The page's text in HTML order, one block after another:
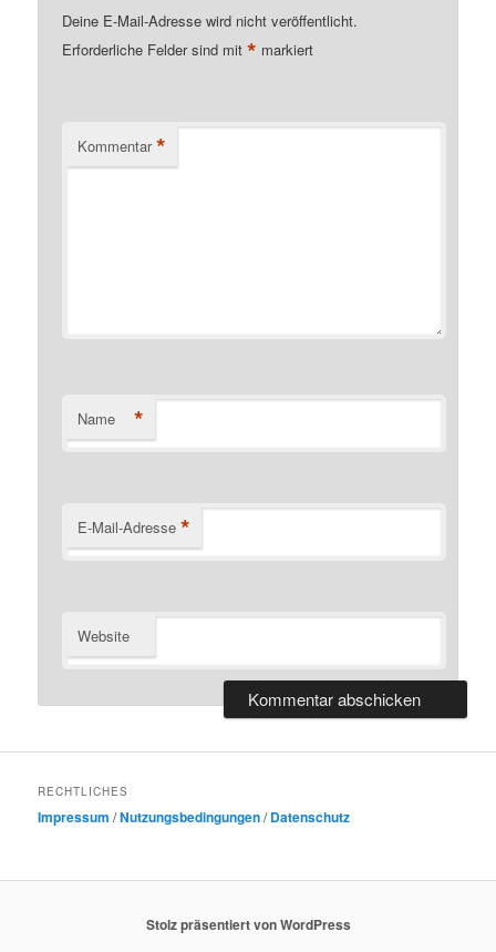
Deine E-Mail-Adresse wird nicht veröffentlicht.
Erforderliche Felder sind mit* markiert
Kommentar *
Name *
E-Mail-Adresse *
Website
RECHTLICHES
Impressum /Nutzungsbedingungen/Datenschutz
Stolz präsentiert von WordPress